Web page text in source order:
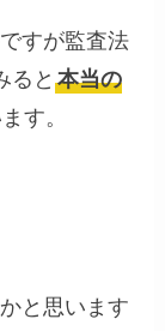
すが監査法
ると本当の
す。
と思います